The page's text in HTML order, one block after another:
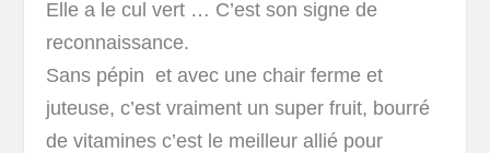
Elle a le cul vert … C’est son signe de
reconnaissance.
Sans pépin et avec une chair ferme et
juteuse, c’est vraiment un super fruit, bourré
de vitamines c’est le meilleur allié pour